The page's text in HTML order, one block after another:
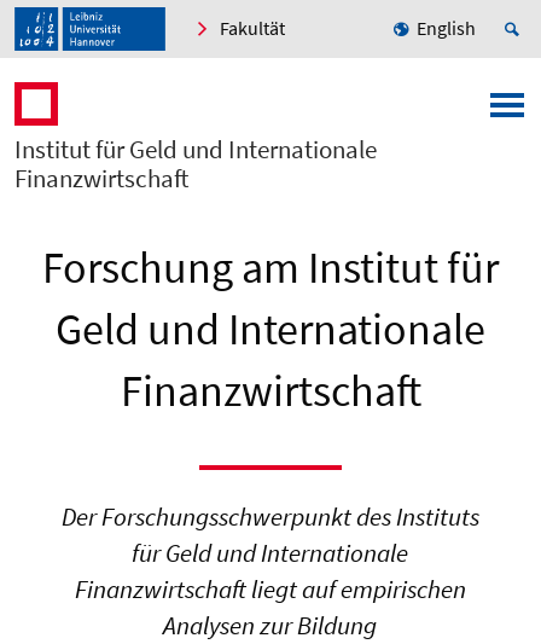
Fakultät English
Institut für Geld und Internationale
Finanzwirtschaft
Forschung am Institut für
Geld und Internationale
Finanzwirtschaft
Der Forschungsschwerpunkt des Instituts
für Geld und Internationale
Finanzwirtschaft liegt auf empirischen
Analysen zur Bildung